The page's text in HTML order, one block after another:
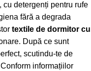
detergenți pentru rufe
fără a degrada
textile de dormitor cu
După ce sunt
scutindu-te de
informațiilor